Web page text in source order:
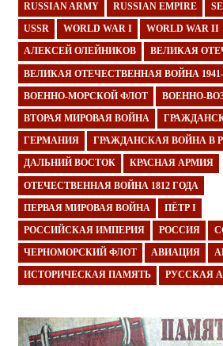
RUSSIAN ARMY RUSSIAN EMPIRE
USSR WORLD WAR I WORLD WAR II
АЛЕКСЕЙ ОЛЕЙНИКОВ ВЕЛИКАЯ
ВЕЛИКАЯ ОТЕЧЕСТВЕННАЯ ВОЙНА
ВОЕННО-МОРСКОЙ ФЛОТ ВОЕННО-
ВТОРАЯ МИРОВАЯ ВОЙНА
ГЕРМАНИЯ ГРАЖДАНСКАЯ ВОЙНА В
ДАЛЬНИЙ ВОСТОК КРАСНАЯ АРМИЯ
ОТЕЧЕСТВЕННАЯ ВОЙНА 1812 ГОДА
ПЕРВАЯ МИРОВАЯ ВОЙНА ПЁТР I
РОССИЙСКАЯ ИМПЕРИЯ РОССИЯ
ЧЕРНОМОРСКИЙ ФЛОТ АВИАЦИЯ
ИСТОРИЧЕСКАЯ ПАМЯТЬ РУССКАЯ